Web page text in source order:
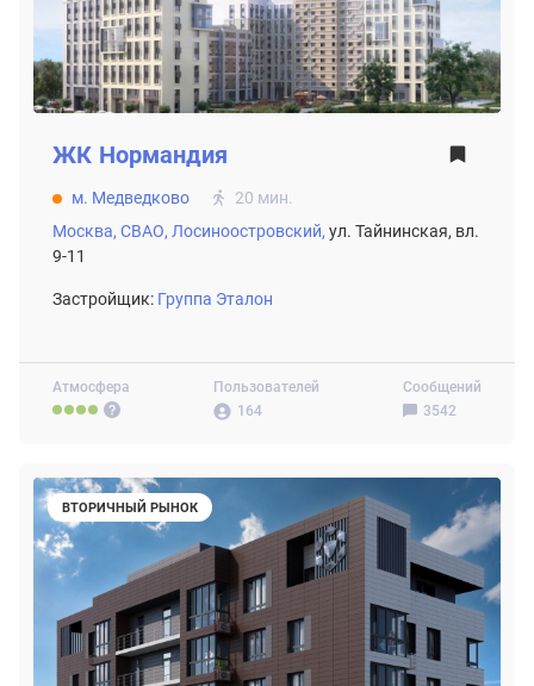
Атмосфера
Пользователей
164
Сообщений
3542
ЖК Нормандия
м. Медведково
20 мин.
Москва, СВАО, Лосиноостровский, ул. Тайнинская, вл.
9-11
Застройщик: Группа Эталон
ВТОРИЧНЫЙ РЫНОК